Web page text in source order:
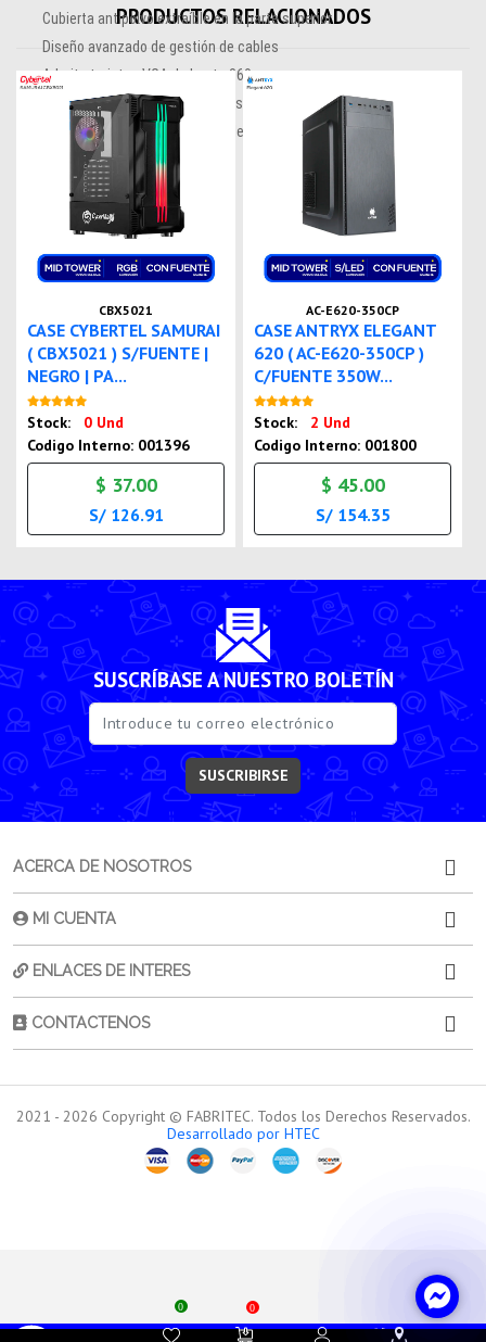
0 0
Cubierta antipolvo extraíble en la parte superior
Diseño avanzado de gestión de cables
Admite tarjetas VGA de hasta 360 mm
Soporta enfriador de CPU de hasta 160 mm
Admite refrigeración por agua de 240mm/120mm
PRODUCTOS RELACIONADOS
CBX5021
CASE CYBERTEL SAMURAI
( CBX5021 ) S/FUENTE |
NEGRO | PA...
Stock:
0 Und
Codigo Interno: 001396
$ 37.00
S/ 126.91
AC-E620-350CP
CASE ANTRYX ELEGANT
620 ( AC-E620-350CP )
C/FUENTE 350W...
Stock:
2 Und
Codigo Interno: 001800
$ 45.00
S/ 154.35
SUSCRÍBASE A NUESTRO BOLETÍN
SUSCRIBIRSE
ACERCA DE NOSOTROS
MI CUENTA
ENLACES DE INTERES
CONTACTENOS
2021 - 2026 Copyright © FABRITEC. Todos los Derechos Reservados.
Desarrollado por HTEC